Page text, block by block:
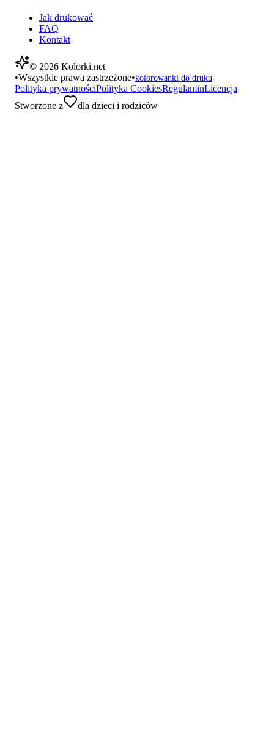
Jak drukować
FAQ
Kontakt
© 2026 Kolorki.net
•Wszystkie prawa zastrzeżone•kolorowanki do druku
Polityka prywatnościPolityka CookiesRegulaminLicencja
Stworzone z
dla dzieci i rodziców